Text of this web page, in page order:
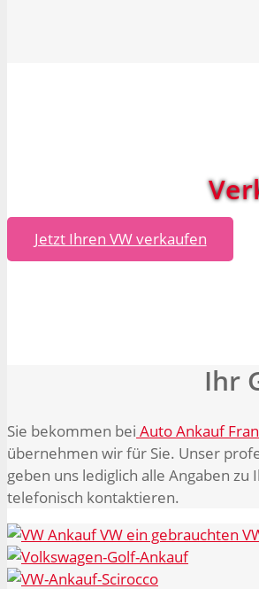
Jetzt Ihren VW verkaufen
Ihr
Sie bekommen bei Auto Ankauf
übernehmen wir für Sie. Unser
geben uns lediglich alle Angaben
telefonisch kontaktieren.